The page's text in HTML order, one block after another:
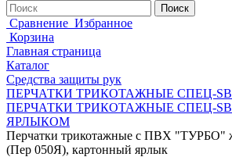
Сравнение Избранное
Корзина
Главная страница
Каталог
Средства защиты рук
ПЕРЧАТКИ ТРИКОТАЖНЫЕ СПЕЦ-
ПЕРЧАТКИ ТРИКОТАЖНЫЕ СПЕЦ-
ЯРЛЫКОМ
Перчатки трикотажные с ПВХ "ТУРБО"
(Пер 050Я), картонный ярлык